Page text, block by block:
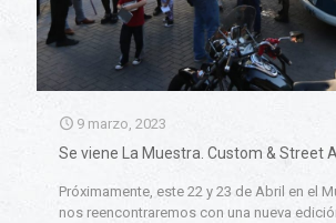
9 marzo, 2023
Se viene La Muestra. Custom & Street
Próximamente, este 22 y 23 de Abril en el
nos reencontraremos con una nueva